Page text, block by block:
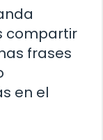
compartir
frases
en el